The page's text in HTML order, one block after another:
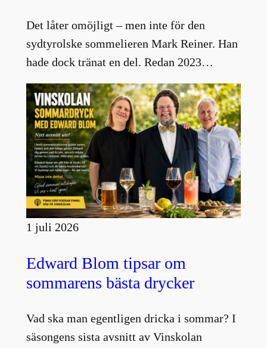
Det låter omöjligt – men inte för den
sydtyrolske sommelieren Mark Reiner. Han
hade dock tränat en del. Redan 2023…
1 juli 2026
Edward Blom tipsar om
sommarens bästa drycker
Vad ska man egentligen dricka i sommar? I
säsongens sista avsnitt av Vinskolan